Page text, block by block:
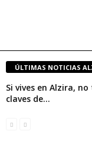
ÚLTIMAS NOTICIAS
Si vives en Alzira,
claves de...